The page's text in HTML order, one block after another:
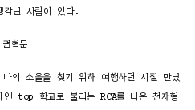
각난 사람이 있다.
권혁문
의 소울을 찾기 위해 여행하던 시절 만났
top 학교로 불리는 RCA를 나온 천재형